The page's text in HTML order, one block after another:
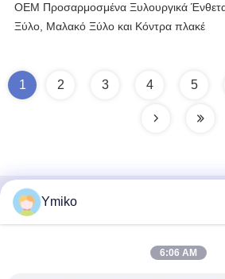
OEM Προσαρμοσμένα Ξυλουργικά
Ξύλο, Μαλακό Ξύλο και Κόντρα πλακέ
1 2 3 4 5
Γρήγορη επικοινωνία
Ymiko
6:06 AM